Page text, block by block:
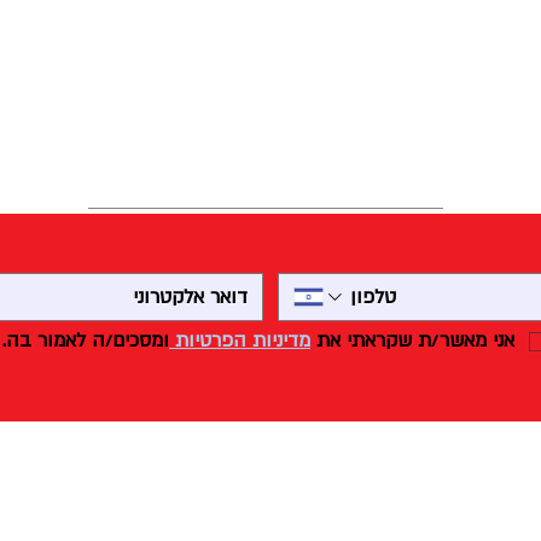
אני מאשר/ת שקראתי את מדיניות הפרטיות ומסכים/ה לאמור בה.